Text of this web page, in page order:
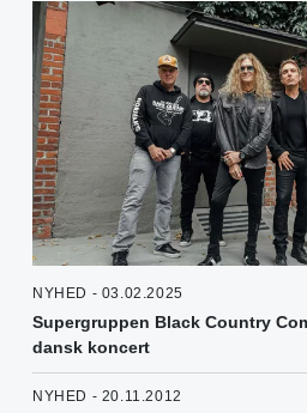
NYHED - 03.02.2025
Supergruppen Black Country
dansk koncert
NYHED - 20.11.2012